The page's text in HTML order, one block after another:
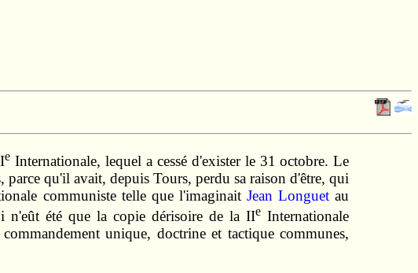
e Internationale, lequel a cessé d'exister le 31 octobre. Le
qu'il avait, depuis Tours, perdu sa raison d'être, qui
communiste telle que l'imaginaitJean Longuet au
n'eût été que la copie dérisoire de la IIe Internationale
unique, doctrine et tactique communes,